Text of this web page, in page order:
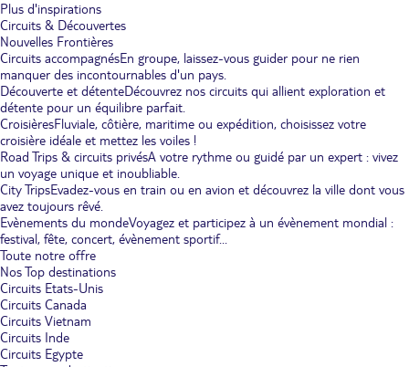
Plus d'inspirations
Circuits & Découvertes
Nouvelles Frontières
Circuits accompagnésEn groupe, laissez-vous guider pour ne rien
manquer des incontournables d'un pays.
Découverte et détenteDécouvrez nos circuits qui allient exploration et
détente pour un équilibre parfait.
CroisièresFluviale, côtière, maritime ou expédition, choisissez votre
croisière idéale et mettez les voiles !
Road Trips & circuits privésA votre rythme ou guidé par un expert : vivez
un voyage unique et inoubliable.
City TripsEvadez-vous en train ou en avion et découvrez la ville dont vous
avez toujours rêvé.
Evènements du mondeVoyagez et participez à un évènement mondial :
festival, fête, concert, évènement sportif...
Toute notre offre
Nos Top destinations
Circuits Etats-Unis
Circuits Canada
Circuits Vietnam
Circuits Inde
Circuits Egypte